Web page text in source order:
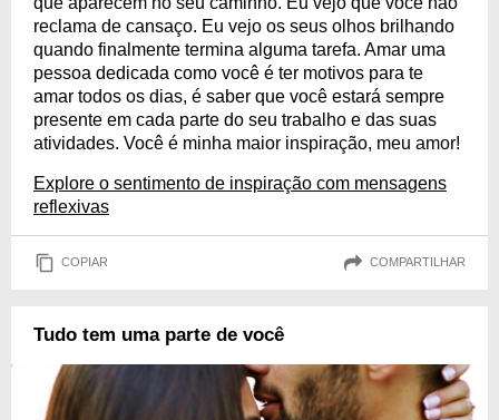
reclama de cansaço. Eu vejo os seus olhos brilhando
quando finalmente termina alguma tarefa. Amar uma
pessoa dedicada como você é ter motivos para te
amar todos os dias, é saber que você estará sempre
presente em cada parte do seu trabalho e das suas
atividades. Você é minha maior inspiração, meu amor!
Explore o sentimento de inspiração com mensagens
reflexivas
COPIAR COMPARTILHAR
Tudo tem uma parte de você